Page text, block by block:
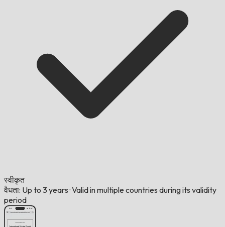
स्वीकृत
वैधता: Up to 3 years ·Valid in multiple countries during its validity
period